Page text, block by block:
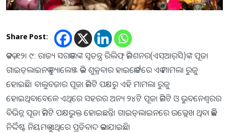
Share Post:
କଟକ ,୧୨। ୯: ରାଜ୍ୟ ସରକାରଙ୍କ ସ୍ବତନ୍ତ୍ର ରିଲିଫ୍‌ କମିଶନର(ଏସ୍‌ଆର୍‌ସି)ଙ୍କ ପୂଜା
ଗାଇଡ୍‌ଲାଇନକୁ ଚ୍ୟାଲେଞ୍ଜ କରି ଶୁକ୍ରବାର ହାଇକୋର୍ଟରେ ଏକ ମାମଲା ରୁଜୁ
ହୋଇଛି। ବାଲୁବଜାର ପୂଜା କମିଟି ପକ୍ଷରୁ ଏହି ମାମଲା ରୁଜୁ
ହୋଇଥିବାବେଳେ ଏଥିରେ ସହରର ଅନ୍ୟ ୨୪ଟି ପୂଜା କମିଟି ଓ ଭୁବନେଶ୍ୱରର
ବିଭିନ୍ନ ପୂଜା କମିଟି ପକ୍ଷଭୁକ୍ତ ହୋଇଛନ୍ତି। ଗାଇଡ୍‌ଲାଇନରେ ଉଲ୍ଲେଖ ଥିବା କିଛି
ନିର୍ଦ୍ଦିଷ୍ଟ ନିୟମକୁ ଏଥିରେ ପ୍ରତିବାଦ କରାଯାଇଛି।